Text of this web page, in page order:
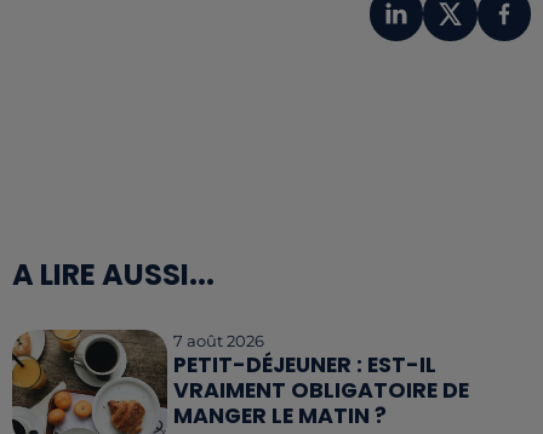
A LIRE AUSSI...
7 août 2026
PETIT-DÉJEUNER : EST-IL
VRAIMENT OBLIGATOIRE DE
MANGER LE MATIN ?